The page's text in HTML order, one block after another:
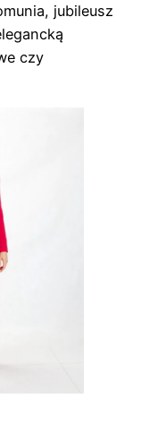
jubileusz
czy